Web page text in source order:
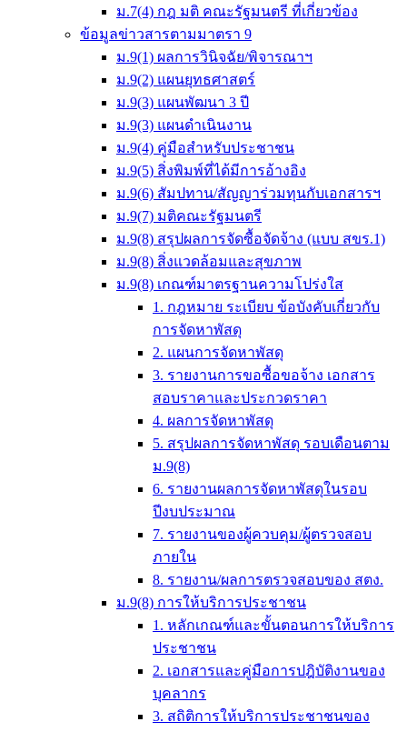
ม.7(4) กฎ มติ คณะรัฐมนตรี ที่เกี่ยวข้อง
ข้อมูลข่าวสารตามมาตรา 9
ม.9(1) ผลการวินิจฉัย/พิจารณาฯ
ม.9(2) แผนยุทธศาสตร์
ม.9(3) แผนพัฒนา 3 ปี
ม.9(3) แผนดำเนินงาน
ม.9(4) คู่มือสำหรับประชาชน
ม.9(5) สิ่งพิมพ์ที่ได้มีการอ้างอิง
ม.9(6) สัมปทาน/สัญญาร่วมทุนกับเอกสารฯ
ม.9(7) มติคณะรัฐมนตรี
ม.9(8) สรุปผลการจัดซื้อจัดจ้าง (แบบ สขร.1)
ม.9(8) สิ่งแวดล้อมและสุขภาพ
ม.9(8) เกณฑ์มาตรฐานความโปร่งใส
1. กฎหมาย ระเบียบ ข้อบังคับเกี่ยวกับ
การจัดหาพัสดุ
2. แผนการจัดหาพัสดุ
3. รายงานการขอซื้อขอจ้าง เอกสาร
สอบราคาและประกวดราคา
4. ผลการจัดหาพัสดุ
5. สรุปผลการจัดหาพัสดุ รอบเดือนตาม
ม.9(8)
6. รายงานผลการจัดหาพัสดุในรอบ
ปีงบประมาณ
7. รายงานของผู้ควบคุม/ผู้ตรวจสอบ
ภายใน
8. รายงาน/ผลการตรวจสอบของ สตง.
ม.9(8) การให้บริการประชาชน
1. หลักเกณฑ์และขั้นตอนการให้บริการ
ประชาชน
2. เอกสารและคู่มือการปฎิบัติงานของ
บุคลากร
3. สถิติการให้บริการประชาชนของ